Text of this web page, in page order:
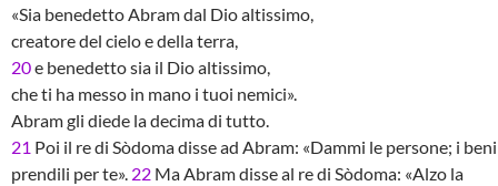
«Sia benedetto Abram dal Dio altissimo,
creatore del cielo e della terra,
20e benedetto sia il Dio altissimo,
che ti ha messo in mano i tuoi nemici».
Abram gli diede la decima di tutto.
21 Poi il re di Sòdoma disse ad Abram: «Dammi le persone; i beni
prendili per te». 22 Ma Abram disse al re di Sòdoma: «Alzo la